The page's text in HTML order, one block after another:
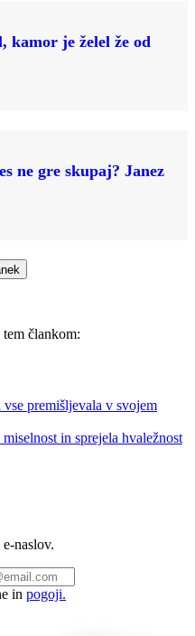
kamor je želel že od
ne gre skupaj? Janez
tem člankom:
premišljevala v svojem
in sprejela hvaležnost
naslov.
in pogoji.